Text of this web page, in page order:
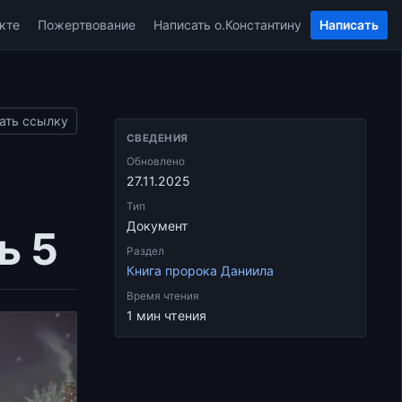
Пожертвование Написать о.Константину Написать
ссылку
5
СВЕДЕНИЯ
Обновлено
27.11.2025
Тип
Документ
Раздел
Книга пророка Даниила
Время чтения
1 мин чтения